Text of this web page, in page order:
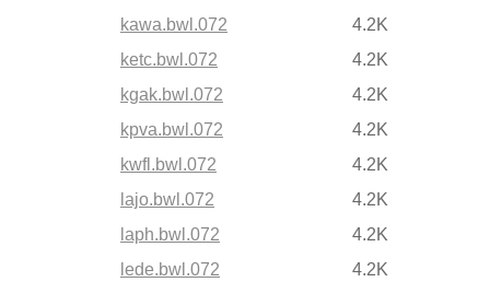
kawa.bwl.072
4.2K
ketc.bwl.072
4.2K
kgak.bwl.072
4.2K
kpva.bwl.072
4.2K
kwfl.bwl.072
4.2K
lajo.bwl.072
4.2K
laph.bwl.072
4.2K
lede.bwl.072
4.2K